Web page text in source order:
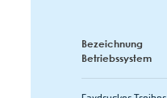
Bezeichnung
Betriebssystem